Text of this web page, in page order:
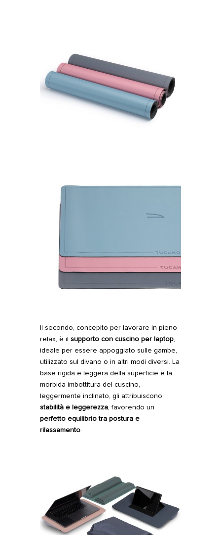
Il secondo, concepito per lavorare in pieno
relax, è il supporto con cuscino per laptop,
ideale per essere appoggiato sulle gambe,
utilizzato sul divano o in altri modi diversi. La
base rigida e leggera della superficie e la
morbida imbottitura del cuscino,
leggermente inclinato, gli attribuiscono
stabilità e leggerezza, favorendo un
perfetto equilibrio tra postura e
rilassamento.